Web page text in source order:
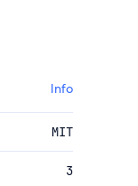
Info
MIT
3